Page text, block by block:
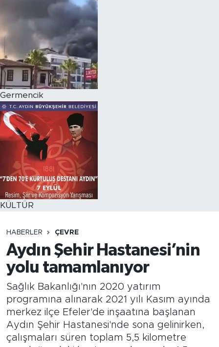
Germencik
KÜLTÜR
HABERLER ÇEVRE
Aydın Şehir Hastanesi’nin
yolu tamamlanıyor
Sağlık Bakanlığı'nın 2020 yatırım
programına alınarak 2021 yılı Kasım ayında
merkez ilçe Efeler'de inşaatına başlanan
Aydın Şehir Hastanesi'nde sona gelinirken,
çalışmaları süren toplam 5,5 kilometre